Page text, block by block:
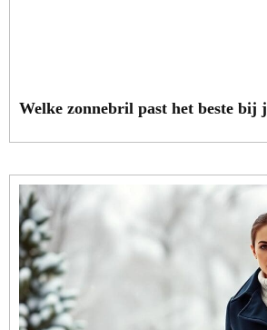
Welke zonnebril past het beste bij